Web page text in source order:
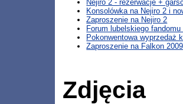
Nejiro 2 - rezerwacje +
Konsolówka na Nejiro 2 i
Zaproszenie na Nejiro 2
Forum lubelskiego
Pokonwentowa wyprzedaż
Zaproszenie na Falkon 2009
Zdjęcia